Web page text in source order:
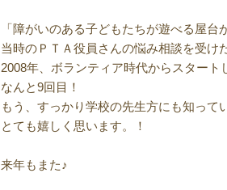
「障がいのある子どもたちが遊べる屋台
当時のＰＴＡ役員さんの悩み相談を受け
2008年、ボランティア時代からスタート
なんと9回目！
もう、すっかり学校の先生方にも知って
とても嬉しく思います。！
来年もまた♪